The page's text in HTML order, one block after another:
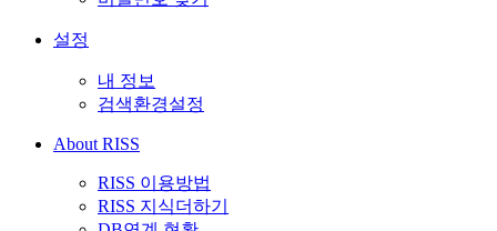
설정
내 정보
검색환경설정
About RISS
RISS 이용방법
RISS 지식더하기